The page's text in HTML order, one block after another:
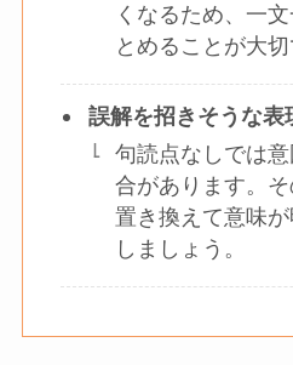
くなるため、一
とめることが大切
誤解を招きそうな表
句読点なしでは
合があります。
置き換えて意味
しましょう。